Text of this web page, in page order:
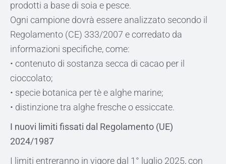
prodotti a base di soia e pesce.
Ogni campione dovrà essere analizzato secondo il
Regolamento (CE) 333/2007 e corredato da
informazioni specifiche, come:
• contenuto di sostanza secca di cacao per il
cioccolato;
• specie botanica per tè e alghe marine;
• distinzione tra alghe fresche o essiccate.
I nuovi limiti fissati dal Regolamento (UE)
2024/1987
I limiti entreranno in vigore dal 1° luglio 2025, con